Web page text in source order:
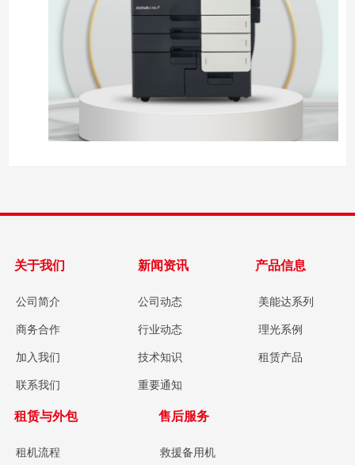
关于我们
公司简介
商务合作
加入我们
联系我们
新闻资讯
公司动态
行业动态
技术知识
重要通知
产品信息
美能达系列
理光系例
租赁产品
租赁与外包
租机流程
售后服务
救援备用机